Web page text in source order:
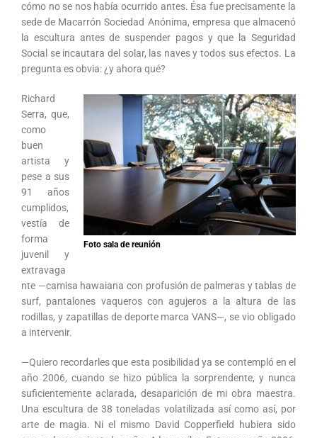
cómo no se nos había ocurrido antes. Ésa fue precisamente la
sede de Macarrón Sociedad Anónima, empresa que almacenó
la escultura antes de suspender pagos y que la Seguridad
Social se incautara del solar, las naves y todos sus efectos. La
pregunta es obvia: ¿y ahora qué?
Foto sala de reunión
Richard
Serra, que,
como
buen
artista y
pese a sus
91 años
cumplidos,
vestía de
forma
juvenil y
extravaga
nte —camisa hawaiana con profusión de palmeras y tablas de
surf, pantalones vaqueros con agujeros a la altura de las
rodillas, y zapatillas de deporte marca VANS—, se vio obligado
a intervenir.
—Quiero recordarles que esta posibilidad ya se contempló en el
año 2006, cuando se hizo pública la sorprendente, y nunca
suficientemente aclarada, desaparición de mi obra maestra.
Una escultura de 38 toneladas volatilizada así como así, por
arte de magia. Ni el mismo David Copperfield hubiera sido